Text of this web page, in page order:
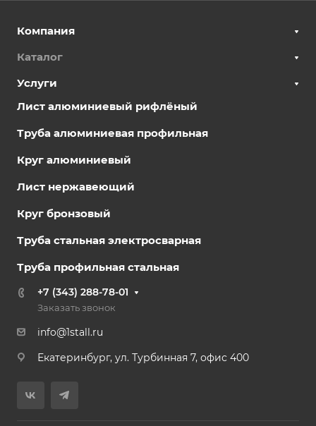
Компания
Каталог
Услуги
Лист алюминиевый рифлёный
Труба алюминиевая профильная
Круг алюминиевый
Лист нержавеющий
Круг бронзовый
Труба стальная электросварная
Труба профильная стальная
+7 (343) 288-78-01
Заказать звонок
info@1stall.ru
Екатеринбург, ул. Турбинная 7, офис 400